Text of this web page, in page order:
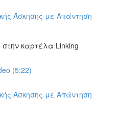
Άσκησης με Απάντηση
καρτέλα Linking
(5:22)
Άσκησης με Απάντηση